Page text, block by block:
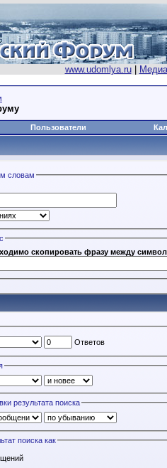
www.udomlya.ru|
Пользователи
словам
скопировать фрaзy мeждy
Ответов
результата поиска
поиска как